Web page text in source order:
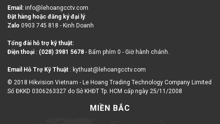
Email: info@lehoangcctv.com
Đặt hàng hoặc đăng ký đại lý:
Zalo 0903 745 818 - Kinh Doanh
Tổng đài hỗ trợ kỹ thuật:
Điện thoại : (028) 3981 5678 - Bấm phím 0 - Giờ hành chánh.
Email Hỗ Trợ Kỹ Thuật : kythuat@lehoangcctv.com
© 2018 Hikvision Vietnam - Le Hoang Trading Technology Company Limited
Số ĐKKD 0306263327 do Sở KHĐT Tp. HCM cấp ngày 25/11/2008
MIỀN BẮC